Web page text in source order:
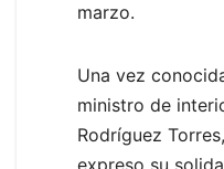
marzo.
Una vez
ministro de
Rodríguez